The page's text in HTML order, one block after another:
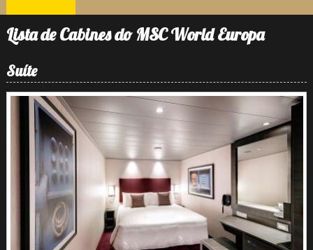
Lista de Cabines do MSC World Europa
Suíte